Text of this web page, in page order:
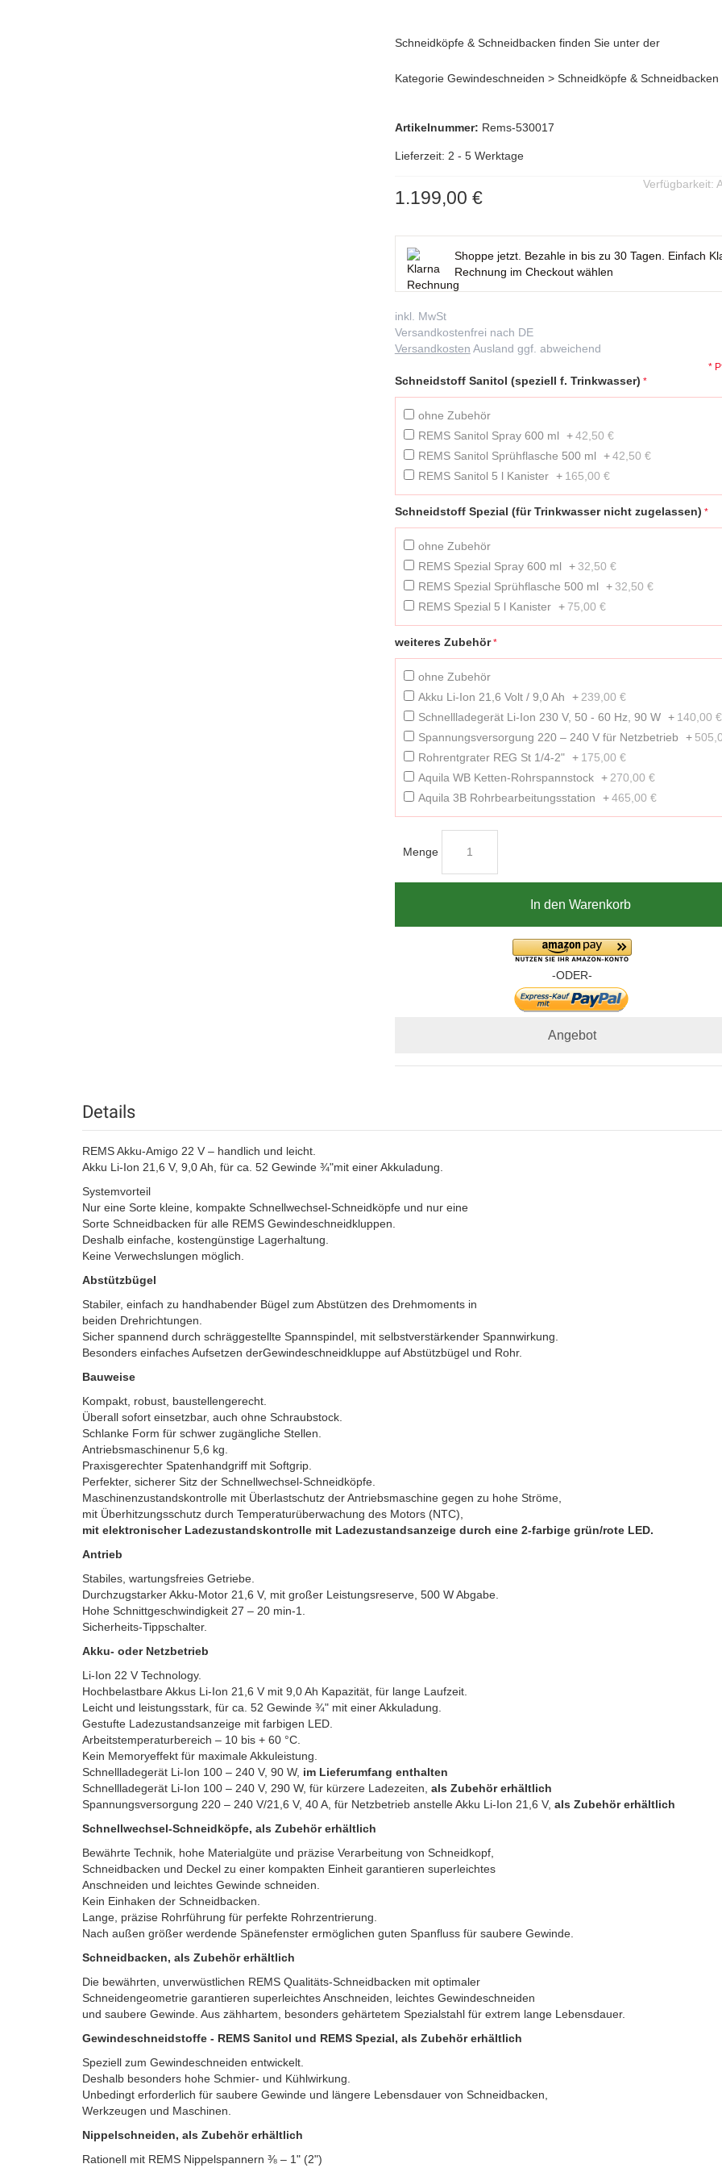
Schneidköpfe & Schneidbacken finden Sie unter der
Kategorie Gewindeschneiden > Schneidköpfe & Schneidbacken
Artikelnummer: Rems-530017
Lieferzeit: 2 - 5 Werktage
Verfügbarkeit:
1.199,00 €
Shoppe jetzt. Bezahle in bis zu 30 Tagen. Einfach
Rechnung im Checkout wählen
inkl. MwSt
Versandkostenfrei nach DE
Versandkosten Ausland ggf. abweichend
Schneidstoff Sanitol (speziell f. Trinkwasser)
ohne Zubehör
REMS Sanitol Spray 600 ml
+ 42,50 €
REMS Sanitol Sprühflasche 500 ml
+ 42,50 €
REMS Sanitol 5 l Kanister + 165,00 €
Schneidstoff Spezial (für Trinkwasser nicht zugelassen)
ohne Zubehör
REMS Spezial Spray 600 ml
+ 32,50 €
REMS Spezial Sprühflasche 500 ml
+ 32,50 €
REMS Spezial 5 l Kanister + 75,00 €
weiteres Zubehör
ohne Zubehör
Akku Li-Ion 21,6 Volt / 9,0 Ah
+ 239,00 €
Schnellladegerät Li-Ion 230 V, 50 - 60 Hz, 90 W + 140,00 €
Spannungsversorgung 220 – 240 V für Netzbetrieb
+
Rohrentgrater REG St 1/4-2" + 175,00 €
Aquila WB Ketten-Rohrspannstock + 270,00 €
Aquila 3B Rohrbearbeitungsstation
+ 465,00 €
*
Menge
In den Warenkorb
-ODER-
Angebot
Details
REMS Akku-Amigo 22 V – handlich und leicht.
Akku Li-Ion 21,6 V, 9,0 Ah, für ca. 52 Gewinde ¾"mit einer Akkuladung.
Systemvorteil
Nur eine Sorte kleine, kompakte Schnellwechsel-Schneidköpfe und nur eine
Sorte Schneidbacken für alle REMS Gewindeschneidkluppen.
Deshalb einfache, kostengünstige Lagerhaltung.
Keine Verwechslungen möglich.
Abstützbügel
Stabiler, einfach zu handhabender Bügel zum Abstützen des Drehmoments in
beiden Drehrichtungen.
Sicher spannend durch schräggestellte Spannspindel, mit selbstverstärkender Spannwirkung.
Besonders einfaches Aufsetzen derGewindeschneidkluppe auf Abstützbügel und Rohr.
Bauweise
Kompakt, robust, baustellengerecht.
Überall sofort einsetzbar, auch ohne Schraubstock.
Schlanke Form für schwer zugängliche Stellen.
Antriebsmaschinenur 5,6 kg.
Praxisgerechter Spatenhandgriff mit Softgrip.
Perfekter, sicherer Sitz der Schnellwechsel-Schneidköpfe.
Maschinenzustandskontrolle mit Überlastschutz der Antriebsmaschine gegen zu hohe Ströme,
mit Überhitzungsschutz durch Temperaturüberwachung des Motors (NTC),
mit elektronischer Ladezustandskontrolle mit Ladezustandsanzeige durch eine 2-farbige grün/rote LED.
Antrieb
Stabiles, wartungsfreies Getriebe.
Durchzugstarker Akku-Motor 21,6 V, mit großer Leistungsreserve, 500 W Abgabe.
Hohe Schnittgeschwindigkeit 27 – 20 min-1.
Sicherheits-Tippschalter.
Akku- oder Netzbetrieb
Li-Ion 22 V Technology.
Hochbelastbare Akkus Li-Ion 21,6 V mit 9,0 Ah Kapazität, für lange Laufzeit.
Leicht und leistungsstark, für ca. 52 Gewinde ¾" mit einer Akkuladung.
Gestufte Ladezustandsanzeige mit farbigen LED.
Arbeitstemperaturbereich – 10 bis + 60 °C.
Kein Memoryeffekt für maximale Akkuleistung.
Schnellladegerät Li-Ion 100 – 240 V, 90 W, im Lieferumfang enthalten
Schnellladegerät Li-Ion 100 – 240 V, 290 W, für kürzere Ladezeiten,als Zubehör erhältlich
Spannungsversorgung 220 – 240 V/21,6 V, 40 A, für Netzbetrieb anstelle Akku Li-Ion 21,6 V,als Zubehör erhältlich
Schnellwechsel-Schneidköpfe, als Zubehör erhältlich
Bewährte Technik, hohe Materialgüte und präzise Verarbeitung von Schneidkopf,
Schneidbacken und Deckel zu einer kompakten Einheit garantieren superleichtes
Anschneiden und leichtes Gewinde schneiden.
Kein Einhaken der Schneidbacken.
Lange, präzise Rohrführung für perfekte Rohrzentrierung.
Nach außen größer werdende Spänefenster ermöglichen guten Spanfluss für saubere Gewinde.
Schneidbacken, als Zubehör erhältlich
Die bewährten, unverwüstlichen REMS Qualitäts-Schneidbacken mit optimaler
Schneidengeometrie garantieren superleichtes Anschneiden, leichtes Gewindeschneiden
und saubere Gewinde. Aus zähhartem, besonders gehärtetem Spezialstahl für extrem lange Lebensdauer.
Gewindeschneidstoffe - REMS Sanitol und REMS Spezial, als Zubehör erhältlich
Speziell zum Gewindeschneiden entwickelt.
Deshalb besonders hohe Schmier- und Kühlwirkung.
Unbedingt erforderlich für saubere Gewinde und längere Lebensdauer von Schneidbacken,
Werkzeugen und Maschinen.
Nippelschneiden, als Zubehör erhältlich
Rationell mit REMS Nippelspannern ⅜ – 1" (2")